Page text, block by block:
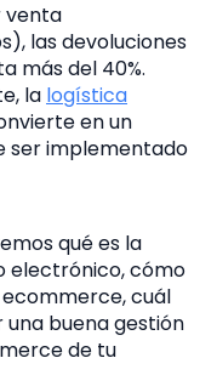
venta
las devoluciones
más del 40%.
la logística
en un
ser implementado
qué es la
electrónico, cómo
cuál
buena gestión
de tu